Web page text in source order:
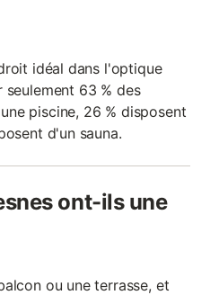
idéal dans l'optique
63 % des
piscine, 26 % disposent
d'un sauna.
ont-ils une
ou une terrasse, et